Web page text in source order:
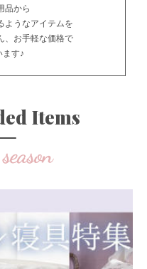
品から
ようなアイテムを
、お手軽な価格で
ます♪
Items